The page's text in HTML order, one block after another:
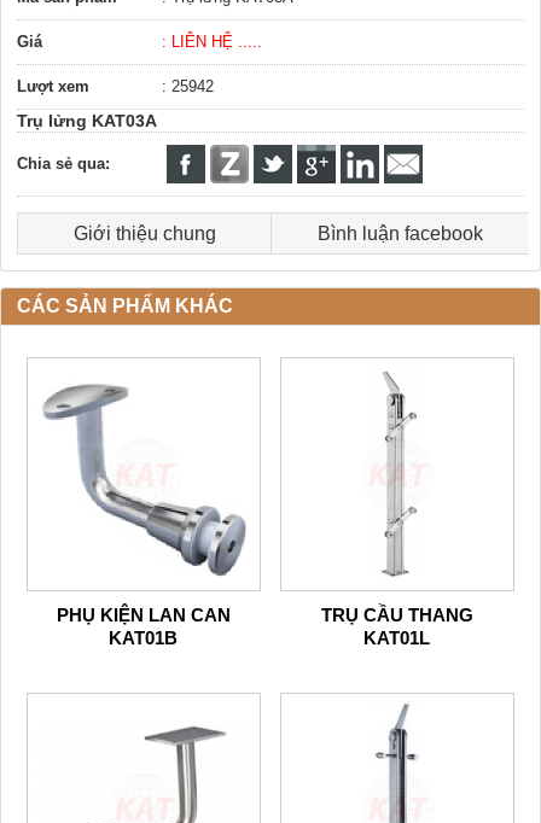
Giá : LIÊN HỆ .....
Lượt xem : 25942
Trụ lửng KAT03A
Chia sẻ qua:
Giới thiệu chung Bình luận facebook
CÁC SẢN PHẨM KHÁC
PHỤ KIỆN LAN CAN
KAT01B
TRỤ CẦU THANG
KAT01L